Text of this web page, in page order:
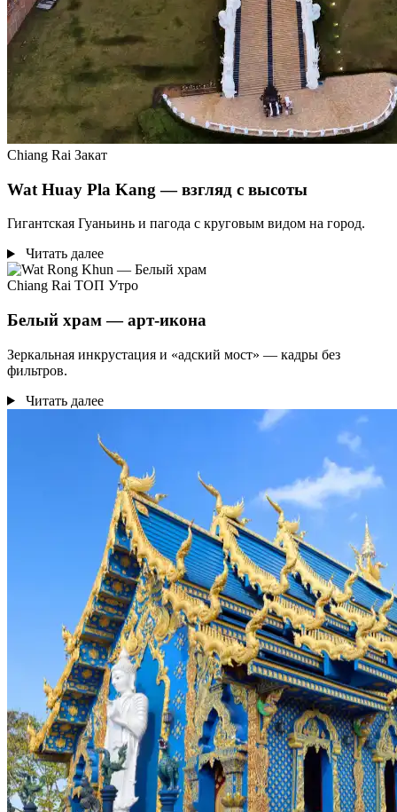
Chiang Rai Закат
Wat Huay Pla Kang — взгляд с высоты
Гигантская Гуаньинь и пагода с круговым видом на город.
Читать далее
Chiang Rai ТОП Утро
Белый храм — арт-икона
Зеркальная инкрустация и «адский мост» — кадры без
фильтров.
Читать далее